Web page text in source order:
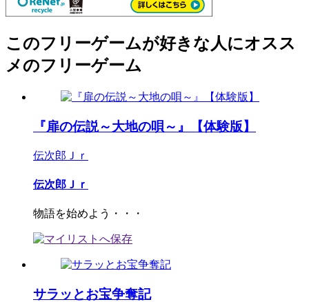
このフリーゲームが好きな人にオスス
メのフリーゲーム
『扉の伝説～大地の唄～』【体験版】
伝次郎Ｊｒ
伝次郎Ｊｒ
物語を始めよう・・・
サラッとお宝争奪記